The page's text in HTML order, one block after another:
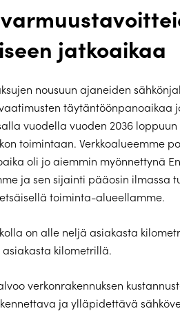
jatkoaikaa
nousuun ajaneiden
täytäntöönpanoaikaa
vuodella vuoden 2036
toimintaan. Verkkoalueemme
oli jo aiemmin myönnettynä
ja sen sijainti pääosin ilmassa
toiminta-alueellamme.
on alle neljä asiakasta
asiakasta kilometrillä.
verkonrakennuksen
ja ylläpidettävä